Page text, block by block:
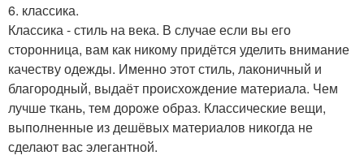
6. классика.
Классика - стиль на века. В случае если вы его
сторонница, вам как никому придётся уделить внимание
качеству одежды. Именно этот стиль, лаконичный и
благородный, выдаёт происхождение материала. Чем
лучше ткань, тем дороже образ. Классические вещи,
выполненные из дешёвых материалов никогда не
сделают вас элегантной.